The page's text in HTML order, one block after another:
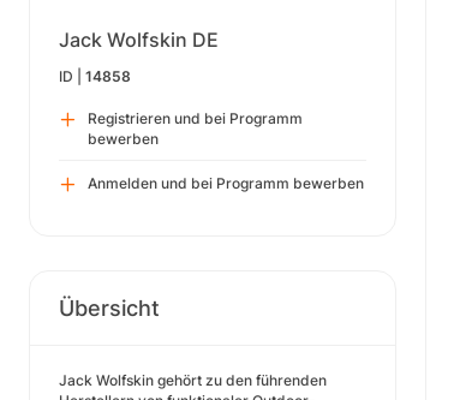
Jack Wolfskin DE
ID | 14858
Registrieren und bei Programm
bewerben
Anmelden und bei Programm bewerben
Übersicht
Jack Wolfskin gehört zu den führenden